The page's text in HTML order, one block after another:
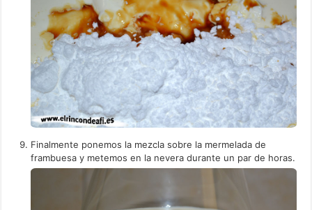
Finalmente ponemos la mezcla sobre la mermelada de
frambuesa y metemos en la nevera durante un par de horas.